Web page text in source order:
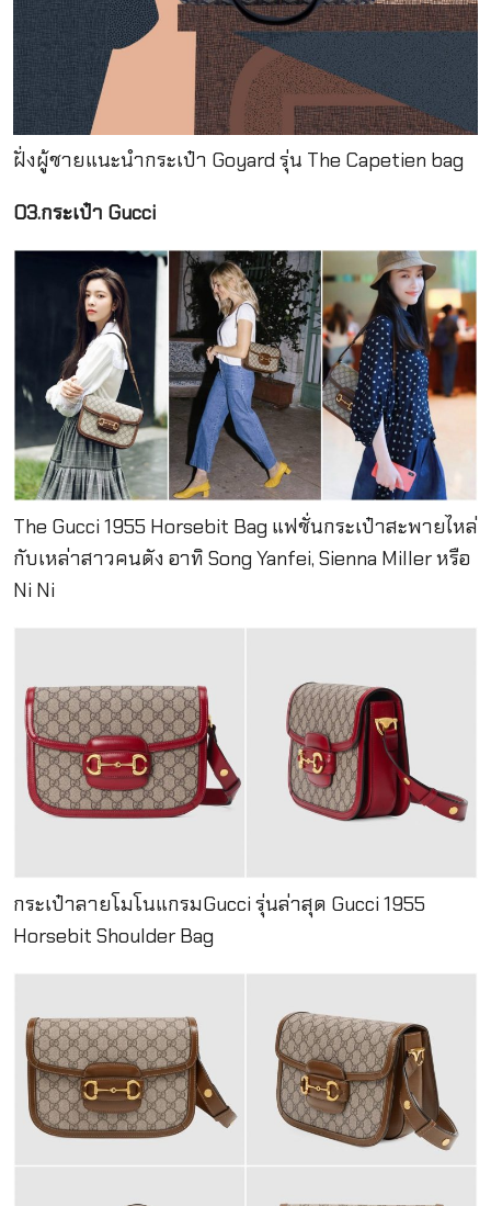
ฝั่งผู้ชายแนะนำกระเป๋า Goyard รุ่น The Capetien bag
03.กระเป๋า Gucci
The Gucci 1955 Horsebit Bag แฟชั่นกระเป๋าสะพายไหล่
กับเหล่าสาวคนดัง อาทิ Song Yanfei, Sienna Miller หรือ
Ni Ni
กระเป๋าลายโมโนแกรมGucci รุ่นล่าสุด Gucci 1955
Horsebit Shoulder Bag